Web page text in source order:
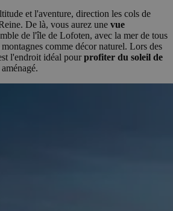
et l'aventure, direction les cols de
De là, vous aurez une vue
de l'île de Lofoten, avec la mer de tous
montagnes comme décor naturel. Lors des
l'endroit idéal pourprofiter du soleil de